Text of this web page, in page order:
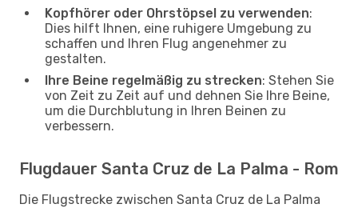
Kopfhörer oder Ohrstöpsel zu verwenden:
Dies hilft Ihnen, eine ruhigere Umgebung zu
schaffen und Ihren Flug angenehmer zu
gestalten.
Ihre Beine regelmäßig zu strecken: Stehen Sie
von Zeit zu Zeit auf und dehnen Sie Ihre Beine,
um die Durchblutung in Ihren Beinen zu
verbessern.
Flugdauer Santa Cruz de La Palma - Rom
Die Flugstrecke zwischen Santa Cruz de La Palma